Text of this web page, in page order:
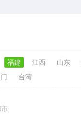
福建 江西 山东
台湾